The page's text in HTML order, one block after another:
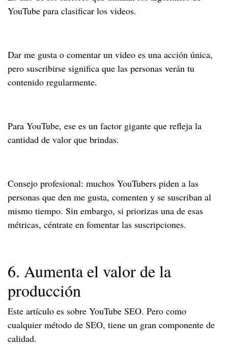
YouTube para clasificar los videos.
Dar me gusta o comentar un video es una acción única,
pero suscribirse significa que las personas verán tu
contenido regularmente.
Para YouTube, ese es un factor gigante que refleja la
cantidad de valor que brindas.
Consejo profesional: muchos YouTubers piden a las
personas que den me gusta, comenten y se suscriban al
mismo tiempo. Sin embargo, si priorizas una de esas
métricas, céntrate en fomentar las suscripciones.
6. Aumenta el valor de la
producción
Este artículo es sobre YouTube SEO. Pero como
cualquier método de SEO, tiene un gran componente de
calidad.